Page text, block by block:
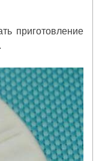
приготовление